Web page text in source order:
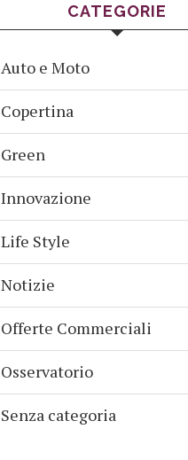
CATEGORIE
Auto e Moto
Copertina
Green
Innovazione
Life Style
Notizie
Offerte Commerciali
Osservatorio
Senza categoria